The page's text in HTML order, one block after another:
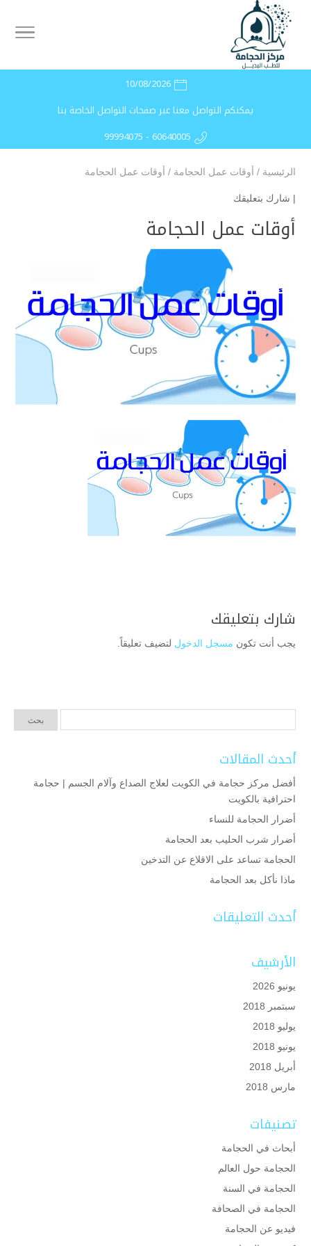
10/08/2026
يمكنكم التواصل معنا عبر صفحات التواصل الخاصة بنا
99994075 - 60640005
الرئيسية / أوقات عمل الحجامة / أوقات عمل الحجامة
| شارك بتعليقك
أوقات عمل الحجامة
شارك بتعليقك
يجب أنت تكون مسجل الدخول لتضيف تعليقاً.
أحدث المقالات
أفضل مركز حجامة في الكويت لعلاج الصداع وآلام الجسم | حجامة
احترافية بالكويت
أضرار الحجامة للنساء
أضرار شرب الحليب بعد الحجامة
الحجامة تساعد على الاقلاع عن التدخين
ماذا نأكل بعد الحجامة
أحدث التعليقات
الأرشيف
يونيو 2026
سبتمبر 2018
يوليو 2018
يونيو 2018
أبريل 2018
مارس 2018
تصنيفات
أبحاث في الحجامة
الحجامة حول العالم
الحجامة في السنة
الحجامة في الصحافة
فيديو عن الحجامة